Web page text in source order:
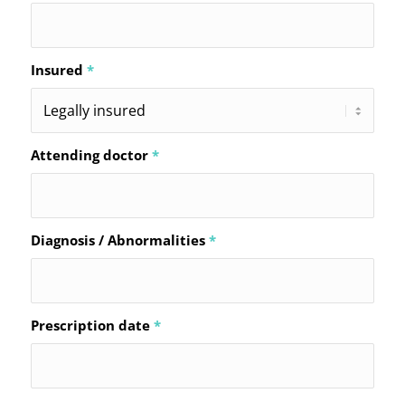
Insured *
Attending doctor *
Diagnosis / Abnormalities *
Prescription date *